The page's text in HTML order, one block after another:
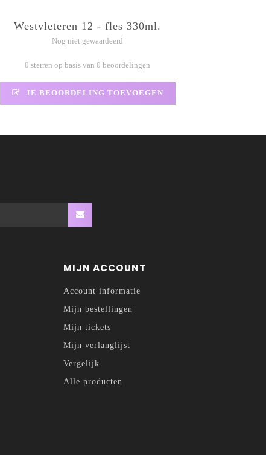
Westvleteren 12 - fles 330ml.
Nog niet gewaardeerd
0 sterren op basis van 0 beoordelingen
JE BEOORDELING TOEVOEGEN
MIJN ACCOUNT
Account informatie
Mijn bestellingen
Mijn tickets
Mijn verlanglijst
Vergelijk
Alle producten